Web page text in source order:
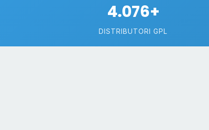
4.076+
DISTRIBUTORI GPL